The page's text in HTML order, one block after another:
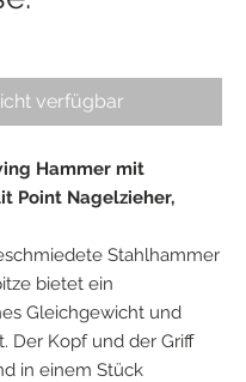
verfügbar
Hammer mit
Point Nagelzieher,
Stahlhammer
bietet ein
Gleichgewicht und
Der Kopf und der Griff
in einem Stück